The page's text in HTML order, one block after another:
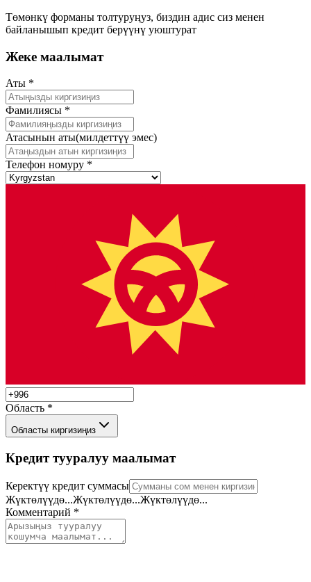
Төмөнкү форманы толтуруңуз, биздин адис сиз менен
байланышып кредит берүүнү уюштурат
Жеке маалымат
Аты *
Фамилиясы *
Атасынын аты(милдеттүү эмес)
Телефон номуру *
Область *
Областы киргизиңиз
Кредит тууралуу маалымат
Керектүү кредит суммасы
Жүктөлүүдө...Жүктөлүүдө...Жүктөлүүдө...
Комментарий *